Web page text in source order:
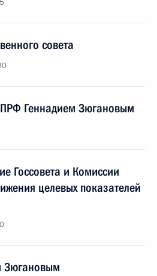
совета
Геннадием Зюгановым
Госсовета и Комиссии
целевых показателей
Зюгановым